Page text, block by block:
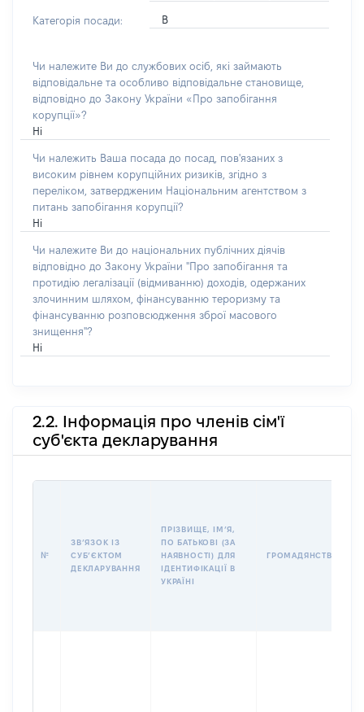
Категорія посади: В
Чи належите Ви до службових осіб, які займають
відповідальне та особливо відповідальне становище,
відповідно до Закону України «Про запобігання
корупції»?
Ні
Чи належить Ваша посада до посад, пов'язаних з
високим рівнем корупційних ризиків, згідно з
переліком, затвердженим Національним агентством з
питань запобігання корупції?
Ні
Чи належите Ви до національних публічних діячів
відповідно до Закону України "Про запобігання та
протидію легалізації (відмиванню) доходів, одержаних
злочинним шляхом, фінансуванню тероризму та
фінансуванню розповсюдження зброї масового
знищення"?
Ні
2.2. Інформація про членів сім'ї
суб'єкта декларування
№
ЗВʼЯЗОК ІЗ
СУБʼЄКТОМ
ДЕКЛАРУВАННЯ
ПРІЗВИЩЕ, ІМʼЯ,
ПО БАТЬКОВІ (ЗА
НАЯВНОСТІ) ДЛЯ
ІДЕНТИФІКАЦІЇ В
УКРАЇНІ
ГРОМАДЯНСТВО